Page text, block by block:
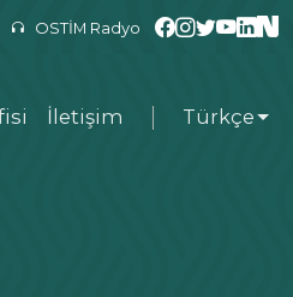
OSTİM Radyo
İletişim Türkçe